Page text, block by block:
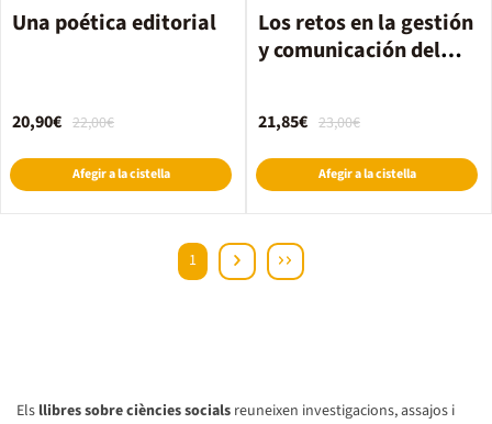
Una poética editorial
22,00€
20,90€
Afegir a la cistella
Los retos en la gestión
y comunicación del
documental
23,00€
21,85€
Afegir a la cistella
1
Els llibres sobre ciències socials reuneixen investigacions, assajos i